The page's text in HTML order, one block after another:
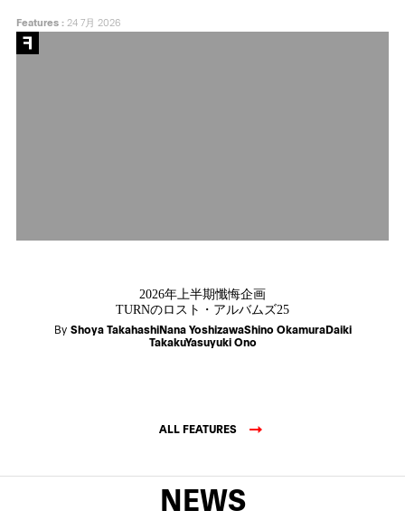
Features:24 7月 2026
2026年上半期懺悔企画
TURNのロスト・アルバムズ25
By Shoya TakahashiNana YoshizawaShino OkamuraDaiki
TakakuYasuyuki Ono
ALL FEATURES
NEWS